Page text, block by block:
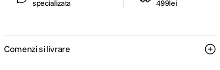
specializata
499lei
Comenzi si livrare